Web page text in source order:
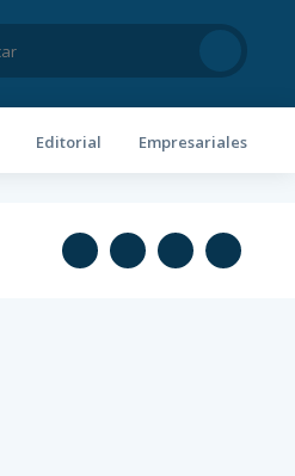
Editorial Empresariales